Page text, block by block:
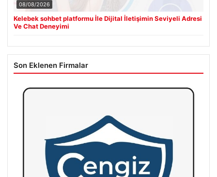
08/08/2026
Kelebek sohbet platformu İle Dijital İletişimin Seviyeli Adresi
Ve Chat Deneyimi
Son Eklenen Firmalar